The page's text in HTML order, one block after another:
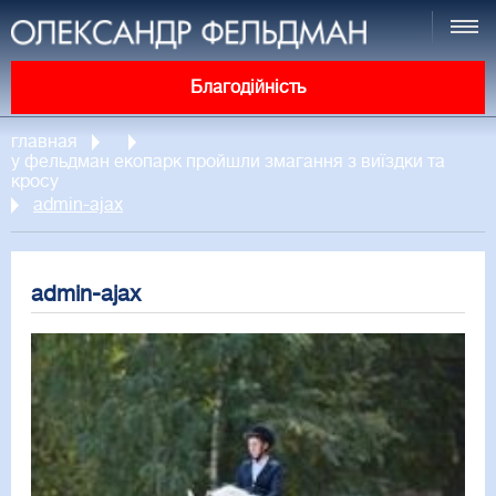
Благодійність
главная
у фельдман екопарк пройшли змагання з виїздки та
кросу
admin-ajax
admin-ajax